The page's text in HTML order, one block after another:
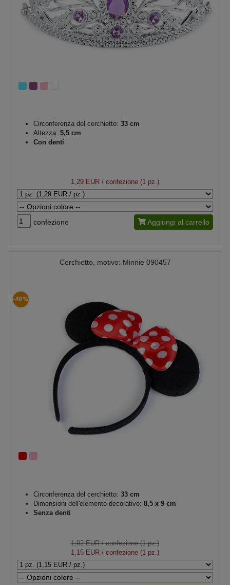
Circonferenza del cerchietto: 33 cm
Altezza: 5,5 cm
Con denti
1,29 EUR / confezione (1 pz.)
confezione Aggiungi al carrello
Cerchietto, motivo: Minnie 090457
-40%
Circonferenza del cerchietto: 33 cm
Dimensioni dell'elemento decorativo: 8,5 x 9 cm
Senza denti
1,92 EUR/ confezione (1 pz.)
1,15 EUR / confezione (1 pz.)